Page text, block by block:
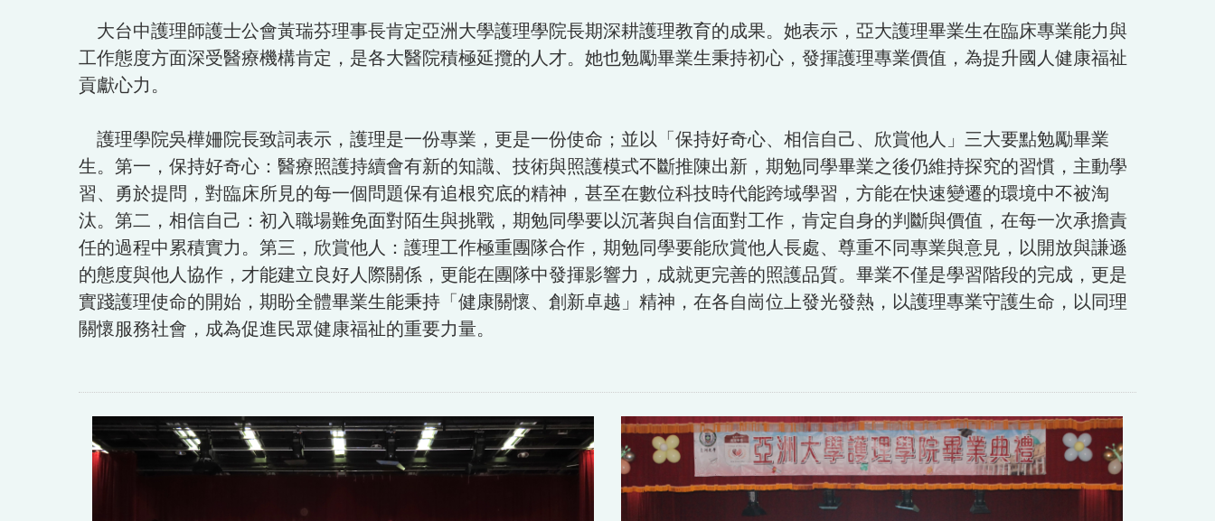
大台中護理師護士公會黃瑞芬理事長肯定亞洲大學護理學院長期深耕護理教育的成果。她表示，亞大護理畢業生在臨床專業能力與
工作態度方面深受醫療機構肯定，是各大醫院積極延攬的人才。她也勉勵畢業生秉持初心，發揮護理專業價值，為提升國人健康福祉
貢獻心力。
護理學院吳樺姍院長致詞表示，護理是一份專業，更是一份使命；並以「保持好奇心、相信自己、欣賞他人」三大要點勉勵畢業
生。第一，保持好奇心：醫療照護持續會有新的知識、技術與照護模式不斷推陳出新，期勉同學畢業之後仍維持探究的習慣，主動學
習、勇於提問，對臨床所見的每一個問題保有追根究底的精神，甚至在數位科技時代能跨域學習，方能在快速變遷的環境中不被淘
汰。第二，相信自己：初入職場難免面對陌生與挑戰，期勉同學要以沉著與自信面對工作，肯定自身的判斷與價值，在每一次承擔責
任的過程中累積實力。第三，欣賞他人：護理工作極重團隊合作，期勉同學要能欣賞他人長處、尊重不同專業與意見，以開放與謙遜
的態度與他人協作，才能建立良好人際關係，更能在團隊中發揮影響力，成就更完善的照護品質。畢業不僅是學習階段的完成，更是
實踐護理使命的開始，期盼全體畢業生能秉持「健康關懷、創新卓越」精神，在各自崗位上發光發熱，以護理專業守護生命，以同理
關懷服務社會，成為促進民眾健康福祉的重要力量。